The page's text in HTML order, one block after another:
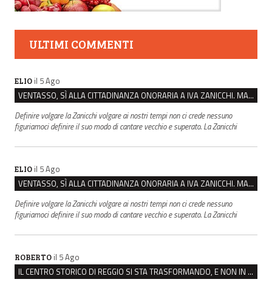
ULTIMI COMMENTI
ELIO il 5 Ago
VENTASSO, SÌ ALLA CITTADINANZA ONORARIA A IVA ZANICCHI. MA BARGIACCHI: “È DI PESSIMO GUSTO”
Definire volgare la Zanicchi volgare ai nostri tempi non ci crede nessuno
figuriamoci definire il suo modo di cantare vecchio e superato. La Zanicchi
ELIO il 5 Ago
VENTASSO, SÌ ALLA CITTADINANZA ONORARIA A IVA ZANICCHI. MA BARGIACCHI: “È DI PESSIMO GUSTO”
Definire volgare la Zanicchi volgare ai nostri tempi non ci crede nessuno
figuriamoci definire il suo modo di cantare vecchio e superato. La Zanicchi
ROBERTO il 5 Ago
IL CENTRO STORICO DI REGGIO SI STA TRASFORMANDO, E NON IN MEGLIO